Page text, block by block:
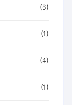
(6)
(1)
(4)
(1)